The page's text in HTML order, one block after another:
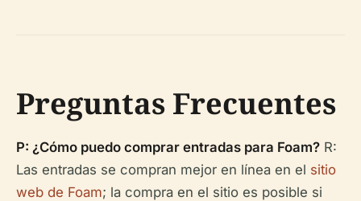
Preguntas Frecuentes
P: ¿Cómo puedo comprar entradas para Foam? R:
Las entradas se compran mejor en línea en el sitio
web de Foam; la compra en el sitio es posible si